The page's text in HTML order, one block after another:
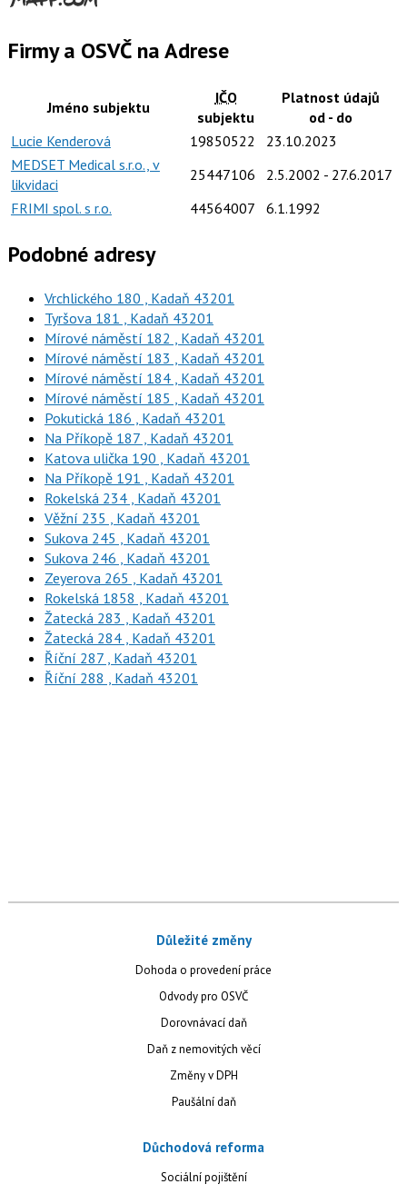
Firmy a OSVČ na Adrese
Jméno subjektu
IČO
subjektu
Platnost údajů
od - do
Lucie Kenderová
19850522
23.10.2023
MEDSET Medical s.r.o., v
likvidaci
25447106 2.5.2002 - 27.6.2017
FRIMI spol. s r.o.
44564007 6.1.1992
Podobné adresy
Vrchlického 180 , Kadaň 43201
Tyršova 181 , Kadaň 43201
Mírové náměstí 182 , Kadaň 43201
Mírové náměstí 183 , Kadaň 43201
Mírové náměstí 184 , Kadaň 43201
Mírové náměstí 185 , Kadaň 43201
Pokutická 186 , Kadaň 43201
Na Příkopě 187 , Kadaň 43201
Katova ulička 190 , Kadaň 43201
Na Příkopě 191 , Kadaň 43201
Rokelská 234 , Kadaň 43201
Věžní 235 , Kadaň 43201
Sukova 245 , Kadaň 43201
Sukova 246 , Kadaň 43201
Zeyerova 265 , Kadaň 43201
Rokelská 1858 , Kadaň 43201
Žatecká 283 , Kadaň 43201
Žatecká 284 , Kadaň 43201
Říční 287 , Kadaň 43201
Říční 288 , Kadaň 43201
Důležité změny
Dohoda o provedení práce
Odvody pro OSVČ
Dorovnávací daň
Daň z nemovitých věcí
Změny v DPH
Paušální daň
Důchodová reforma
Sociální pojištění